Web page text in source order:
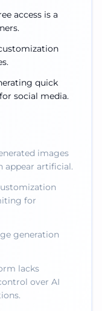
access is a
quick
social media.
images
appear artificial.
for
generation
lacks
over AI